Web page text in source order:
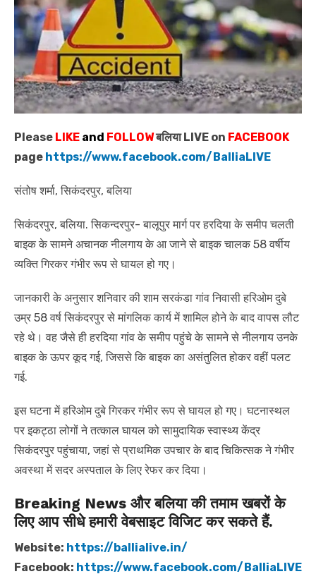
Please LIKE and FOLLOWबलिया LIVE on FACEBOOK
page https://www.facebook.com/BalliaLIVE
संतोष शर्मा, सिकंदरपुर, बलिया
सिकंदरपुर, बलिया. सिकन्दरपुर- बालूपुर मार्ग पर हरदिया के समीप चलती
बाइक के सामने अचानक नीलगाय के आ जाने से बाइक चालक 58 वर्षीय
व्यक्ति गिरकर गंभीर रूप से घायल हो गए।
जानकारी के अनुसार शनिवार की शाम सरकंडा गांव निवासी हरिओम दुबे
उम्र 58 वर्ष सिकंदरपुर से मांगलिक कार्य में शामिल होने के बाद वापस लौट
रहे थे। वह जैसे ही हरदिया गांव के समीप पहुंचे के सामने से नीलगाय उनके
बाइक के ऊपर कूद गई, जिससे कि बाइक का असंतुलित होकर वहीं पलट
गई.
इस घटना में हरिओम दुबे गिरकर गंभीर रूप से घायल हो गए। घटनास्थल
पर इकट्ठा लोगों ने तत्काल घायल को सामुदायिक स्वास्थ्य केंद्र
सिकंदरपुर पहुंचाया, जहां से प्राथमिक उपचार के बाद चिकित्सक ने गंभीर
अवस्था में सदर अस्पताल के लिए रेफर कर दिया।
Breaking News और बलिया की तमाम खबरों के
लिए आप सीधे हमारी वेबसाइट विजिट कर सकते हैं.
Website: https://ballialive.in/
Facebook: https://www.facebook.com/BalliaLIVE